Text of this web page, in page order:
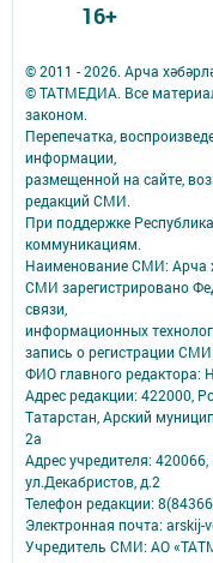
© 2011 - 2026. Арча
© ТАТМЕДИА. Все
законом.
Перепечатка,
информации,
размещенной на сайте,
редакций СМИ.
При поддержке
коммуникациям.
Наименование СМИ: Арча
СМИ зарегистрировано
связи,
информационных
запись о регистрации
ФИО главного редактора:
Адрес редакции: 422000,
Татарстан, Арский
2а
Адрес учредителя:
ул.Декабристов, д.2
Телефон редакции:
Электронная почта: arskij-
Учредитель СМИ: АО
16+